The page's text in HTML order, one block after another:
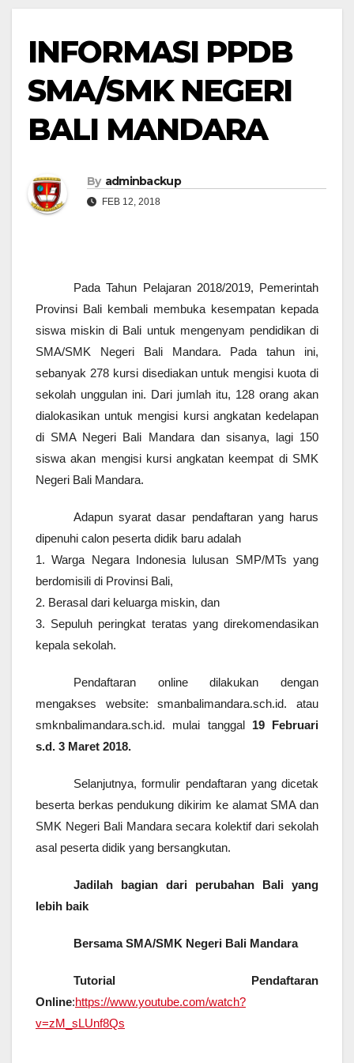
INFORMASI PPDB
SMA/SMK NEGERI
BALI MANDARA
By adminbackup
FEB 12, 2018
Pada Tahun Pelajaran 2018/2019, Pemerintah
Provinsi Bali kembali membuka kesempatan kepada
siswa miskin di Bali untuk mengenyam pendidikan di
SMA/SMK Negeri Bali Mandara. Pada tahun ini,
sebanyak 278 kursi disediakan untuk mengisi kuota di
sekolah unggulan ini. Dari jumlah itu, 128 orang akan
dialokasikan untuk mengisi kursi angkatan kedelapan
di SMA Negeri Bali Mandara dan sisanya, lagi 150
siswa akan mengisi kursi angkatan keempat di SMK
Negeri Bali Mandara.
Adapun syarat dasar pendaftaran yang harus
dipenuhi calon peserta didik baru adalah
1. Warga Negara Indonesia lulusan SMP/MTs yang
berdomisili di Provinsi Bali,
2. Berasal dari keluarga miskin, dan
3. Sepuluh peringkat teratas yang direkomendasikan
kepala sekolah.
Pendaftaran online dilakukan dengan
mengakses website: smanbalimandara.sch.id. atau
smknbalimandara.sch.id. mulai tanggal 19 Februari
s.d. 3 Maret 2018.
Selanjutnya, formulir pendaftaran yang dicetak
beserta berkas pendukung dikirim ke alamat SMA dan
SMK Negeri Bali Mandara secara kolektif dari sekolah
asal peserta didik yang bersangkutan.
Jadilah bagian dari perubahan Bali yang
lebih baik
Bersama SMA/SMK Negeri Bali Mandara
Tutorial Pendaftaran
Online:https://www.youtube.com/watch?
v=zM_sLUnf8Qs